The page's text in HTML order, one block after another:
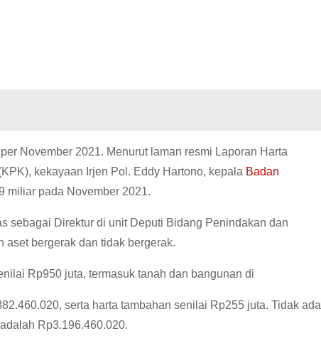
November 2021. Menurut laman resmi Laporan Harta
kekayaan Irjen Pol. Eddy Hartono, kepala Badan
miliar pada November 2021.
sebagai Direktur di unit Deputi Bidang Penindakan dan
bergerak dan tidak bergerak.
Rp950 juta, termasuk tanah dan bangunan di
serta harta tambahan senilai Rp255 juta. Tidak ada
Rp3.196.460.020.